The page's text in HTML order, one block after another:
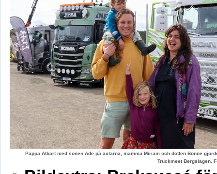
Pappa Atbart med sonen Ade på axlarna, mamma Miriam och dotten Bonne
Truckmeet Bergslagen.